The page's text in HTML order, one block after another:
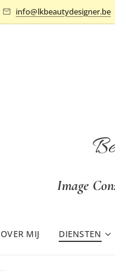
info@lkbeautydesigner.be
Image
OVER MIJ DIENSTEN